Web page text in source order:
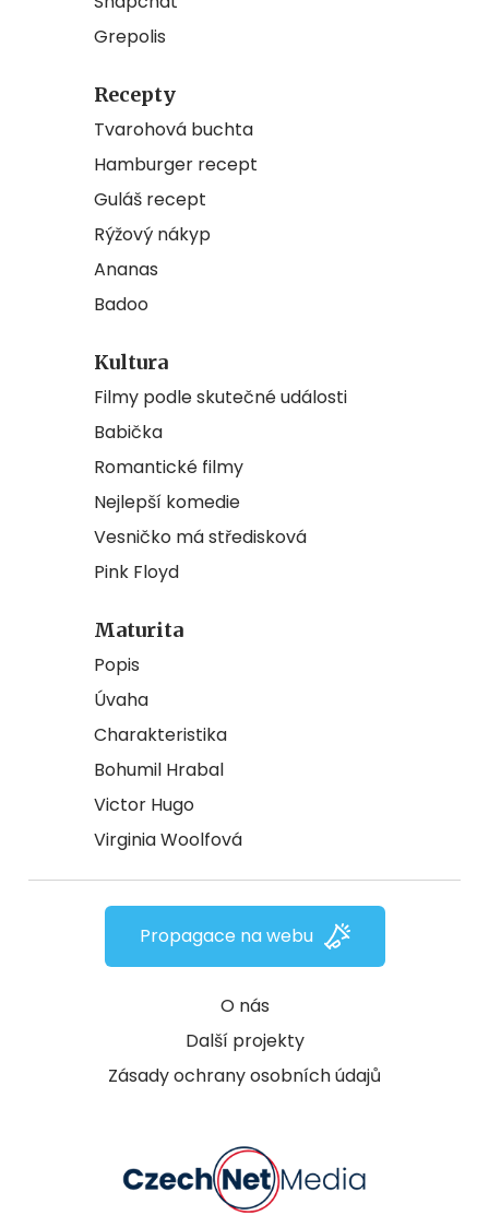
Grepolis
Recepty
Tvarohová buchta
Hamburger recept
Guláš recept
Rýžový nákyp
Ananas
Badoo
Kultura
Filmy podle skutečné události
Babička
Romantické filmy
Nejlepší komedie
Vesničko má středisková
Pink Floyd
Maturita
Popis
Úvaha
Charakteristika
Bohumil Hrabal
Victor Hugo
Virginia Woolfová
O nás
Další projekty
Zásady ochrany osobních údajů
Propagace na webu